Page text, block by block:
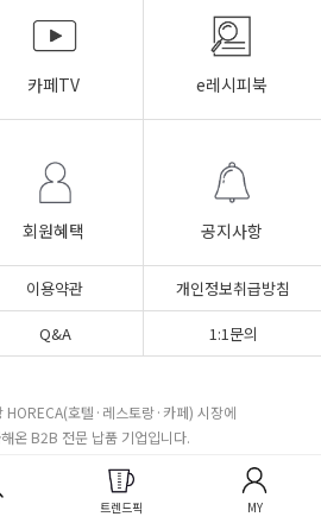
카페TV e레시피북
회원혜택 공지사항
이용약관
개인정보취급방침
Q&A 1:1문의
호텔·레스토랑·카페) 시장에
온 B2B 전문 납품 기업입니다.
처 · HACCP 인증 · 전국 당일 출고
트렌드픽 MY